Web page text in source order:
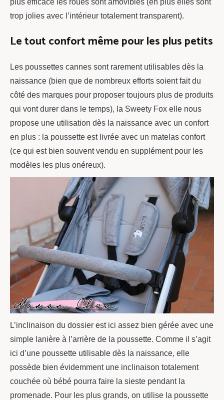
plus efficace les roues sont amovibles (en plus elles sont
trop jolies avec l’intérieur totalement transparent).
Le tout confort même pour les plus petits
Les poussettes cannes sont rarement utilisables dès la
naissance (bien que de nombreux efforts soient fait du
côté des marques pour proposer toujours plus de produits
qui vont durer dans le temps), la Sweety Fox elle nous
propose une utilisation dès la naissance avec un confort
en plus : la poussette est livrée avec un matelas confort
(ce qui est bien souvent vendu en supplément pour les
modèles les plus onéreux).
L’inclinaison du dossier est ici assez bien gérée avec une
simple lanière à l’arrière de la poussette. Comme il s’agit
ici d’une poussette utilisable dès la naissance, elle
possède bien évidemment une inclinaison totalement
couchée où bébé pourra faire la sieste pendant la
promenade. Pour les plus grands, on utilise la poussette